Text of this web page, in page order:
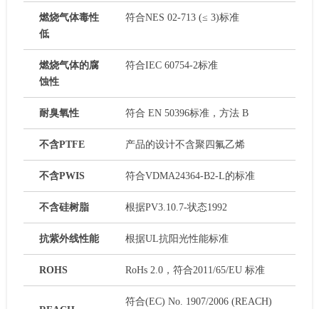
燃烧气体毒性
低
符合NES 02-713 (≤ 3)标准
燃烧气体的腐
蚀性
符合IEC 60754-2标准
耐臭氧性 符合 EN 50396标准，方法 B
不含PTFE 产品的设计不含聚四氟乙烯
不含PWIS 符合VDMA24364-B2-L的标准
不含硅树脂 根据PV3.10.7-状态1992
抗紫外线性能 根据UL抗阳光性能标准
ROHS RoHs 2.0，符合2011/65/EU 标准
符合(EC) No. 1907/2006 (REACH)